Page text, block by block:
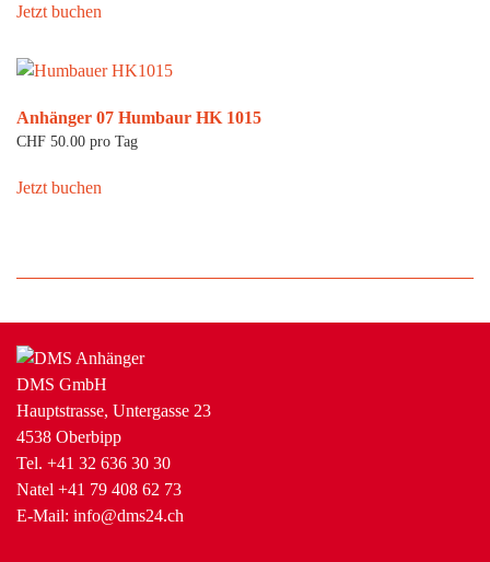
Jetzt buchen
Anhänger 07 Humbaur HK 1015
CHF 50.00 pro Tag
Jetzt buchen
DMS GmbH
Hauptstrasse, Untergasse 23
4538 Oberbipp
Tel. +41 32 636 30 30
Natel +41 79 408 62 73
E-Mail: info@dms24.ch